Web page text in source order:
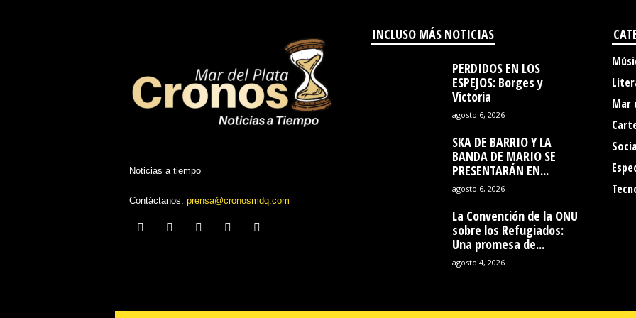
Noticias a tiempo
Contáctanos: prensa@cronosmdq.com
INCLUSO MÁS NOTICIAS
PERDIDOS EN LOS
ESPEJOS: Borges y
Victoria
agosto 6, 2026
SKA DE BARRIO Y LA
BANDA DE MARIO SE
PRESENTARÁN EN...
agosto 6, 2026
La Convención de la ONU
sobre los Refugiados:
Una promesa de...
agosto 4, 2026
Mar